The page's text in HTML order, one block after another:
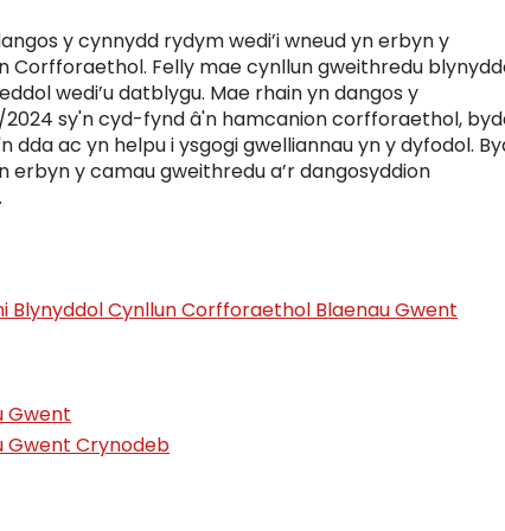
y cynnydd rydym wedi’i wneud yn erbyn y
Corfforaethol. Felly mae cynllun gweithredu
wedi’u datblygu. Mae rhain yn dangos y
sy'n cyd-fynd â'n hamcanion corfforaethol,
ac yn helpu i ysgogi gwelliannau yn y dyfodol.
y camau gweithredu a’r dangosyddion
Blynyddol Cynllun Corfforaethol Blaenau Gwent
Gwent
Gwent Crynodeb